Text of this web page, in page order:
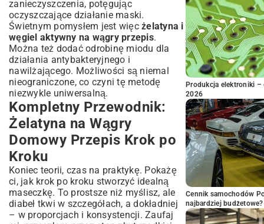
zanieczyszczenia, potęgując
oczyszczające działanie maski.
Świetnym pomysłem jest więc żelatyna i
węgiel aktywny na wągry przepis.
Można też dodać odrobinę miodu dla
działania antybakteryjnego i
nawilżającego. Możliwości są niemal
nieograniczone, co czyni tę metodę
niezwykle uniwersalną.
Kompletny Przewodnik:
Żelatyna na Wągry
Domowy Przepis Krok po
Kroku
Koniec teorii, czas na praktykę. Pokażę
ci, jak krok po kroku stworzyć idealną
maseczkę. To prostsze niż myślisz, ale
diabeł tkwi w szczegółach, a dokładniej
– w proporcjach i konsystencji. Zaufaj
Produkcja elektroniki –
2026
Cennik samochodów
najbardziej budżetowe?